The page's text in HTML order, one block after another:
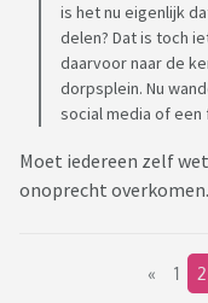
is het nu eigenlijk
delen? Dat is toch
daarvoor naar de
dorpsplein. Nu
social media of een
Moet iedereen zelf
onoprecht
« 1 2